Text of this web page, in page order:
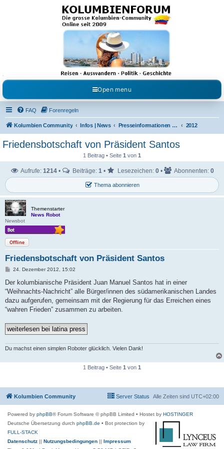
Kolumbienforum - Das
grosse Forum der
Freunde Kolumbiens
Reisen, Auswandern, Kultur, Politik, Geschichte und Visum in Kolumbien und Venezuela.
Austausch, Erfahrungen und Gemeinschaft im Kolumbienforum
Open menu
FAQ Forenregeln
Kolumbien Community Infos | News Presseinformationen & Neuigkeiten 2012
Friedensbotschaft von Präsident Santos
1 Beitrag • Seite 1 von 1
Thema abonnieren
Aufrufe: 1214• Beiträge: 1 • Lesezeichen: 0• Abonnenten: 0
Themenstarter
News Robot
Newsbot
Offline
Friedensbotschaft von Präsident Santos
B
i
r
a
24. Dezember 2012, 15:02
Der kolumbianische Präsident Juan Manuel Santos hat in einer
“Weihnachts-Nachricht” alle Bürger/innen des südamerikanischen Landes
dazu aufgerufen, gemeinsam mit der Regierung für das Erreichen eines
“wahren Frieden” zusammen zu arbeiten.
Du machst einen simplen Roboter glücklich. Vielen Dank!
1 Beitrag • Seite 1 von 1
Kolumbien Community Alle Zeiten sind UTC+02:00
Server Status
Powered by phpBB® Forum Software © phpBB Limited • Hostet by HOSTINGER
Deutsche Übersetzung durch phpBB.de • Bot protection by
FULL-STACK
Datenschutz || Nutzungsbedingungen || Impressum